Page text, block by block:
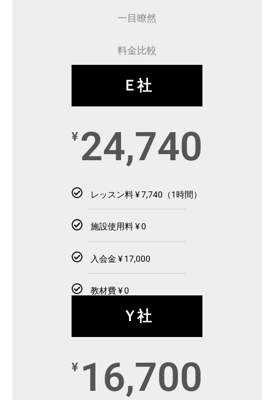
一目瞭然
料金比較
Ｅ社
¥ 24,740
レッスン料 ¥ 7,740（1時間）
施設使用料 ¥ 0
入会金 ¥ 17,000
教材費 ¥ 0
Ｙ社
¥ 16,700